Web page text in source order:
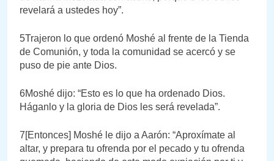
revelará a ustedes hoy”.
5Trajeron lo que ordenó Moshé al frente de la Tienda
de Comunión, y toda la comunidad se acercó y se
puso de pie ante Dios.
6Moshé dijo: “Esto es lo que ha ordenado Dios.
Háganlo y la gloria de Dios les será revelada”.
7[Entonces] Moshé le dijo a Aarón: “Aproxímate al
altar, y prepara tu ofrenda por el pecado y tu ofrenda